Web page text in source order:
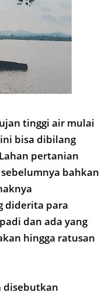
tinggi air mulai
bisa dibilang
pertanian
bahkan
diderita para
dan ada yang
hingga ratusan
disebutkan